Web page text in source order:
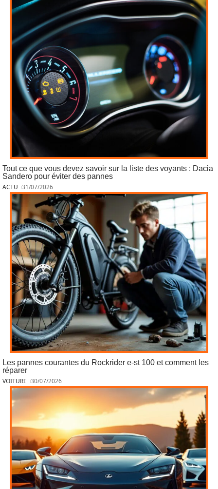
Tout ce que vous devez savoir sur la liste des voyants : Dacia
Sandero pour éviter des pannes
ACTU 31/07/2026
Les pannes courantes du Rockrider e-st 100 et comment les
réparer
VOITURE 30/07/2026